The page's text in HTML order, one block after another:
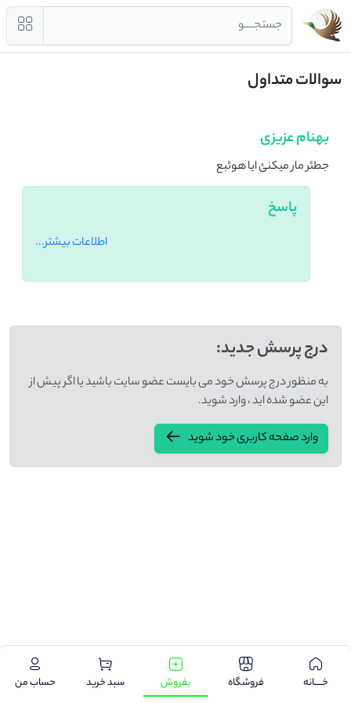
جستجــــو
سوالات متداول
بهنام عزیزی
جطئر مار میکنئ ایا هوئبع
پاسخ
اطلاعات بیشتر...
درج پرسش جدید:
به منظور درج پرسش خود می بایست عضو سایت باشید یا اگر پیش از
این عضو شده اید ، وارد شوید.
وارد صفحه کاربری خود شوید
خـــــانه فروشگاه بفروش سبد خرید حساب من